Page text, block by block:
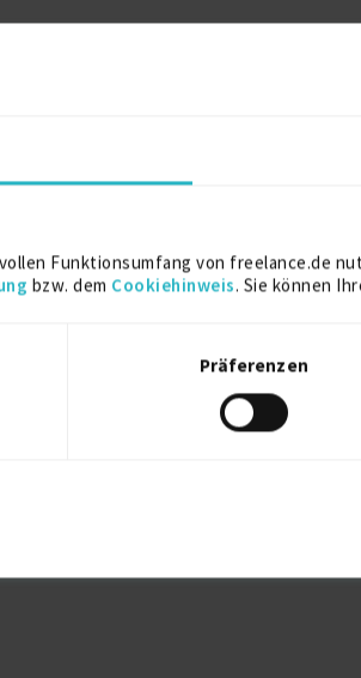
Funktionsumfang von freelance.de
bzw. dem Cookiehinweis. Sie können
Präferenzen
Transfor…